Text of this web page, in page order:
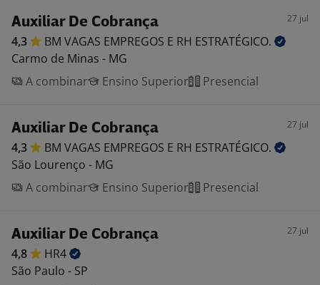
Auxiliar De Cobrança 27 jul
4,3 BM VAGAS EMPREGOS E RH ESTRATÉGICO.
Carmo de Minas - MG
A combinar
Ensino Superior Presencial
Auxiliar De Cobrança 27 jul
4,3 BM VAGAS EMPREGOS E RH ESTRATÉGICO.
São Lourenço - MG
A combinar
Ensino Superior Presencial
Auxiliar De Cobrança 27 jul
4,8
HR4
São Paulo - SP